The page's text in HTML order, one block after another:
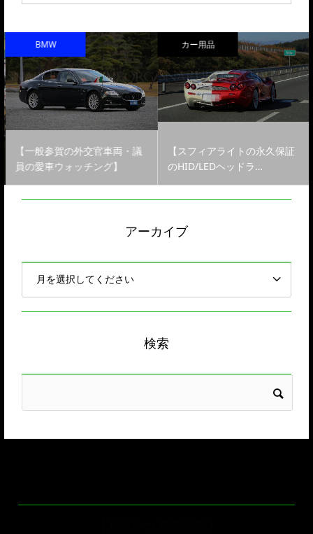
BMW
【一般参賀の外交官車両・議
員の愛車ウォッチング】
カー用品
【スフィアライトの永久保証
のHID/LEDヘッドラ…
アーカイブ
検索